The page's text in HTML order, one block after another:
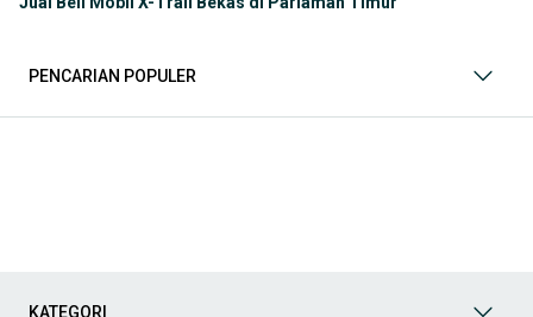
Memilih mobil bekasyang tepat tentu bukan perkara mudah.
berkelas, atau mobil kota yang irit dan lincah? Di OLX, Anda akan
berbagai jenis mobil baru maupun bekas dengan kondisi
PENCARIAN POPULER
KATEGORI